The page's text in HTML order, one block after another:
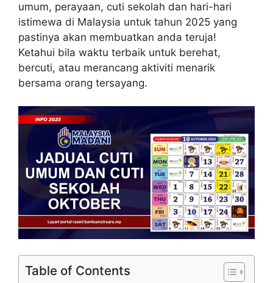
umum, perayaan, cuti sekolah dan hari-hari
istimewa di Malaysia untuk tahun 2025 yang
pastinya akan membuatkan anda teruja!
Ketahui bila waktu terbaik untuk berehat,
bercuti, atau merancang aktiviti menarik
bersama orang tersayang.
Table of Contents